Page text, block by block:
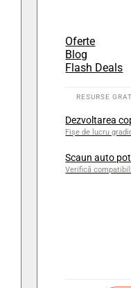
Oferte
Blog
Flash Deals
Dezvoltarea
Fișe de lucru
Scaun auto
Verifică